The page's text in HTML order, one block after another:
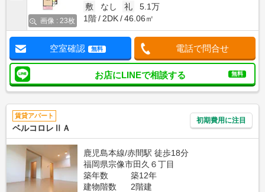
画像 : 23枚
敷
なし 礼
5.1万
1階
2DK 46.06㎡
空室確認 無料 電話で問合せ
お店にLINEで相談する 無料
賃貸アパート
ベルコロレⅡＡ
初期費用に注目
鹿児島本線/赤間駅 徒歩18分
福岡県宗像市田久６丁目
築年数
築12年
建物階数
2階建